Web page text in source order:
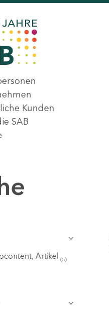
Kunden
SAB
Artikel (5)